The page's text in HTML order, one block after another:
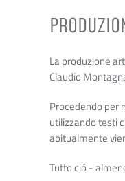
La produzione
Claudio
Procedendo per
utilizzando testi
abitualmente
Tutto ciò -